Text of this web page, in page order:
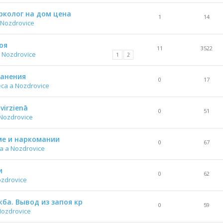
на дом цена 1 14
1 2
Nozdrovice
11 3522
a Nozdrovice
0 17
0 51
и наркомании
a Nozdrovice
0 67
0 62
Вывод из запоя кр 0 59